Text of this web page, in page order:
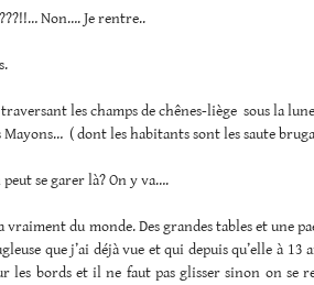
Non…. Je rentre..
les champs de chênes-liège sous la
Mayons… ( dont les habitants sont les saute
se garer là? On y va….
vraiment du monde. Des grandes tables et une
que j’ai déjà vue et qui depuis qu’elle à
les bords et il ne faut pas glisser sinon on se